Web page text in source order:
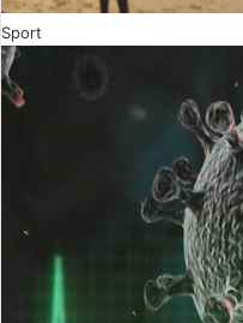
Sport